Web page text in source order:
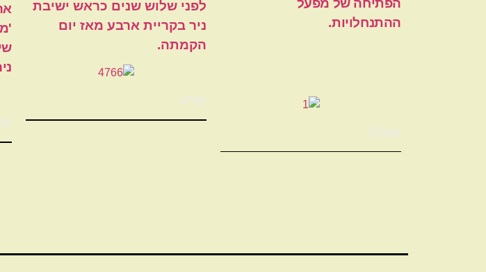
הפתיחה של מפעל
ההתנחלויות.
וואלה!
לפני שלוש שנים כראש ישיבת
ניר בקריית ארבע מאז יום
הקמתה.
יש"ע